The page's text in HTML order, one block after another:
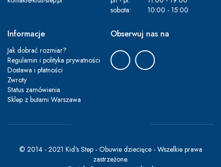
sobota:
10:00 - 15:00
Informacje
Jak dobrać rozmiar?
Regulamin i polityka prywatności
Dostawa i płatności
Zwroty
Status zamówienia
Sklep z butami Warszawa
Obserwuj nas na
© 2014 - 2021 Kid's Step - Obuwie dziecięce - Wszelkie prawa
zastrzeżone.